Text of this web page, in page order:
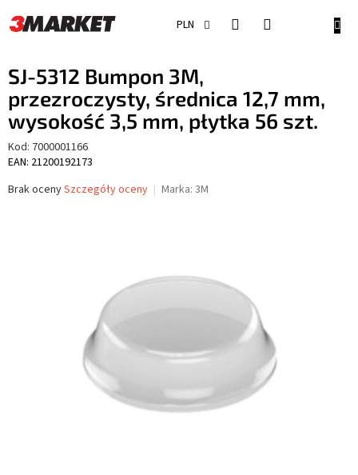
do
treści
PLN
SJ-5312 Bumpon 3M,
przezroczysty, średnica 12,7 mm,
wysokość 3,5 mm, płytka 56 szt.
Kod: 7000001166
EAN: 21200192173
Średnia
Brak ocenySzczegóły oceny Marka: 3M